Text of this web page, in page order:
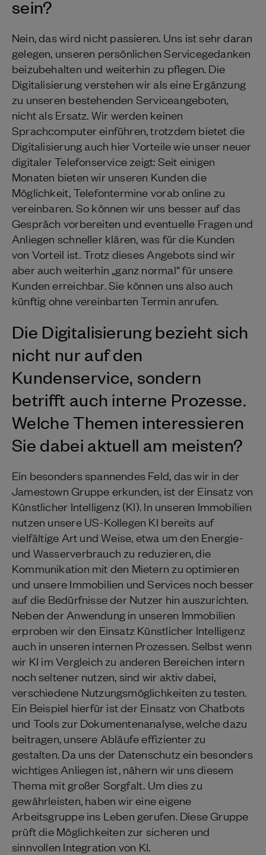
sein?
Nein, das wird nicht passieren. Uns ist sehr daran
gelegen, unseren persönlichen Servicegedanken
beizubehalten und weiterhin zu pflegen. Die
Digitalisierung verstehen wir als eine Ergänzung
zu unseren bestehenden Serviceangeboten,
nicht als Ersatz. Wir werden keinen
Sprachcomputer einführen, trotzdem bietet die
Digitalisierung auch hier Vorteile wie unser neuer
digitaler Telefonservice zeigt: Seit einigen
Monaten bieten wir unseren Kunden die
Möglichkeit, Telefontermine vorab online zu
vereinbaren. So können wir uns besser auf das
Gespräch vorbereiten und eventuelle Fragen und
Anliegen schneller klären, was für die Kunden
von Vorteil ist. Trotz dieses Angebots sind wir
aber auch weiterhin „ganz normal“ für unsere
Kunden erreichbar. Sie können uns also auch
künftig ohne vereinbarten Termin anrufen.
Die Digitalisierung bezieht sich
nicht nur auf den
Kundenservice, sondern
betrifft auch interne Prozesse.
Welche Themen interessieren
Sie dabei aktuell am meisten?
Ein besonders spannendes Feld, das wir in der
Jamestown Gruppe erkunden, ist der Einsatz von
Künstlicher Intelligenz (KI). In unseren Immobilien
nutzen unsere US-Kollegen KI bereits auf
vielfältige Art und Weise, etwa um den Energie-
und Wasserverbrauch zu reduzieren, die
Kommunikation mit den Mietern zu optimieren
und unsere Immobilien und Services noch besser
auf die Bedürfnisse der Nutzer hin auszurichten.
Neben der Anwendung in unseren Immobilien
erproben wir den Einsatz Künstlicher Intelligenz
auch in unseren internen Prozessen. Selbst wenn
wir KI im Vergleich zu anderen Bereichen intern
noch seltener nutzen, sind wir aktiv dabei,
verschiedene Nutzungsmöglichkeiten zu testen.
Ein Beispiel hierfür ist der Einsatz von Chatbots
und Tools zur Dokumentenanalyse, welche dazu
beitragen, unsere Abläufe effizienter zu
gestalten. Da uns der Datenschutz ein besonders
wichtiges Anliegen ist, nähern wir uns diesem
Thema mit großer Sorgfalt. Um dies zu
gewährleisten, haben wir eine eigene
Arbeitsgruppe ins Leben gerufen. Diese Gruppe
prüft die Möglichkeiten zur sicheren und
sinnvollen Integration von KI.